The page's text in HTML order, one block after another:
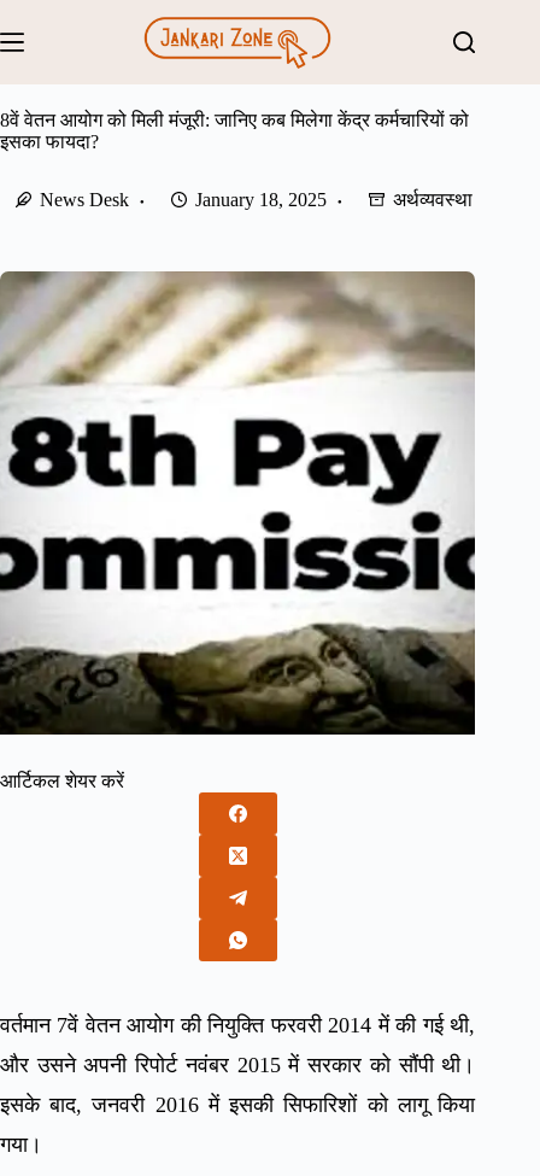
to
content
8वें वेतन आयोग को मिली मंजूरी: जानिए कब मिलेगा केंद्र कर्मचारियों को
इसका फायदा?
News Desk January 18, 2025 अर्थव्यवस्था
आर्टिकल शेयर करें
वर्तमान 7वें वेतन आयोग की नियुक्ति फरवरी 2014 में की गई थी,
और उसने अपनी रिपोर्ट नवंबर 2015 में सरकार को सौंपी थी।
इसके बाद, जनवरी 2016 में इसकी सिफारिशों को लागू किया
गया।